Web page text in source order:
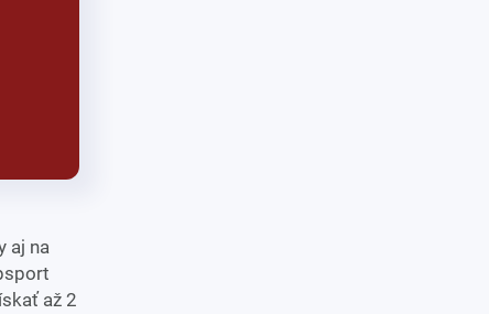
aj na
až 2